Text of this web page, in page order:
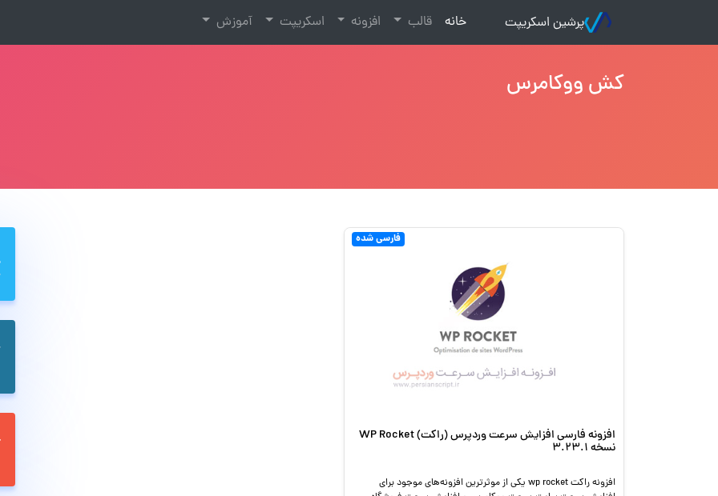
پرشین اسکریپت خانه
(current) قالب افزونه اسکریپت آموزش
کش ووکامرس
فارسی شده
افزونه فارسی افزایش سرعت وردپرس (راکت) WP Rocket
نسخه 3.23.1
افزونه راکت wp rocket یکی از موثرترین افزونه‌های موجود برای